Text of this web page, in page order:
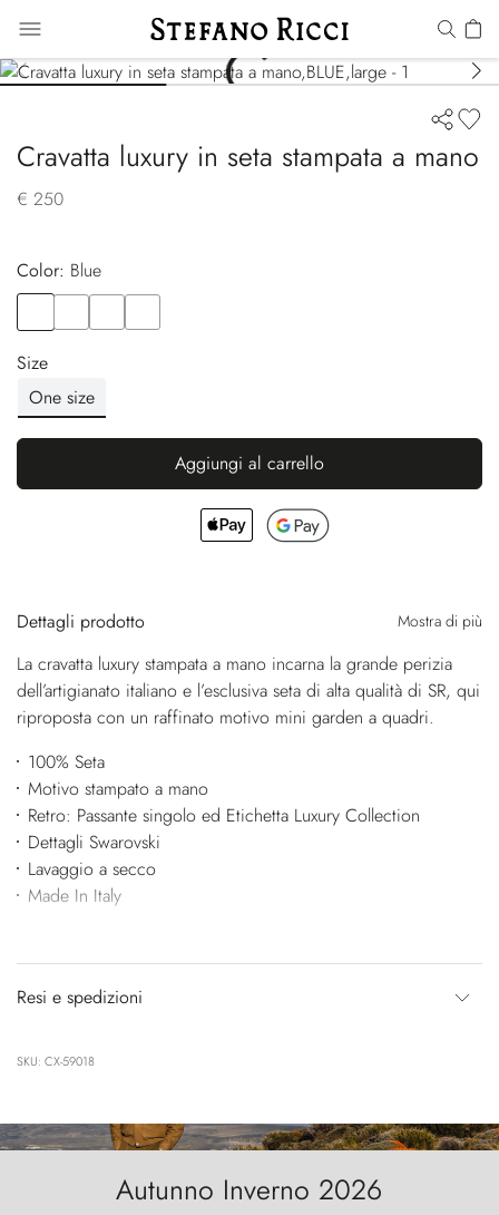
Cravatta luxury in seta stampata a mano
€ 250
Color:
blue
Size
One size
Aggiungi al carrello
Dettagli prodotto Mostra di più
La cravatta luxury stampata a mano incarna la grande perizia
dell’artigianato italiano e l’esclusiva seta di alta qualità di SR, qui
riproposta con un raffinato motivo mini garden a quadri.
100% Seta
Motivo stampato a mano
Retro: Passante singolo ed Etichetta Luxury Collection
Dettagli Swarovski
Lavaggio a secco
Made In Italy
Resi e spedizioni
SKU: CX-59018
Autunno Inverno 2026